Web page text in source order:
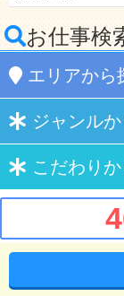
お仕事検
エリアから
ジャンル
こだわり